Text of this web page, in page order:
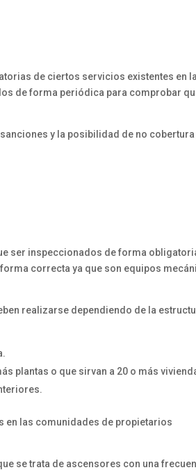
de ciertos servicios existentes en
de forma periódica para comprobar
y la posibilidad de no
ser inspeccionados de forma
correcta ya que son equipos
realizarse dependiendo de la
plantas o que sirvan a 20 o más
en las comunidades de propietarios
se trata de ascensores con una